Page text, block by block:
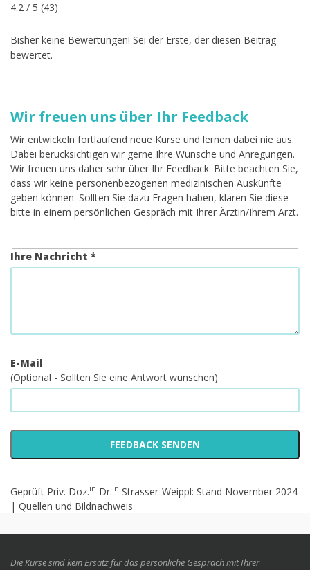
4.2 / 5 (43)
Bisher keine Bewertungen! Sei der Erste, der diesen Beitrag
bewertet.
Wir freuen uns über Ihr Feedback
Wir entwickeln fortlaufend neue Kurse und lernen dabei nie aus.
Dabei berücksichtigen wir gerne Ihre Wünsche und Anregungen.
Wir freuen uns daher sehr über Ihr Feedback. Bitte beachten Sie,
dass wir keine personenbezogenen medizinischen Auskünfte
geben können. Sollten Sie dazu Fragen haben, klären Sie diese
bitte in einem persönlichen Gespräch mit Ihrer Ärztin/Ihrem Arzt.
Ihre Nachricht *
E-Mail
(Optional - Sollten Sie eine Antwort wünschen)
Geprüft Priv. Doz.in Dr.in Strasser-Weippl: Stand November 2024
| Quellen und Bildnachweis
Die Kurse sind kein Ersatz für das persönliche Gespräch mit Ihrer